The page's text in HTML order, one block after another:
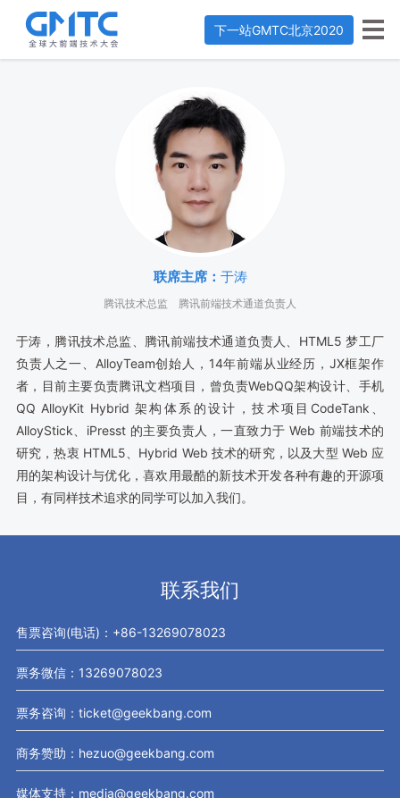
下一站GMTC北京2020
联席主席： 于涛
腾讯技术总监 腾讯前端技术通道负责人
于涛，腾讯技术总监、腾讯前端技术通道负责人、HTML5 梦工厂
负责人之一、AlloyTeam创始人，14年前端从业经历，JX框架作
者，目前主要负责腾讯文档项目，曾负责WebQQ架构设计、手机
QQ AlloyKit Hybrid 架构体系的设计，技术项目CodeTank、
AlloyStick、iPresst 的主要负责人，一直致力于 Web 前端技术的
研究，热衷 HTML5、Hybrid Web 技术的研究，以及大型 Web 应
用的架构设计与优化，喜欢用最酷的新技术开发各种有趣的开源项
目，有同样技术追求的同学可以加入我们。
联系我们
售票咨询(电话)：+86-13269078023
票务微信：13269078023
票务咨询：ticket@geekbang.com
商务赞助：hezuo@geekbang.com
媒体支持：media@geekbang.com